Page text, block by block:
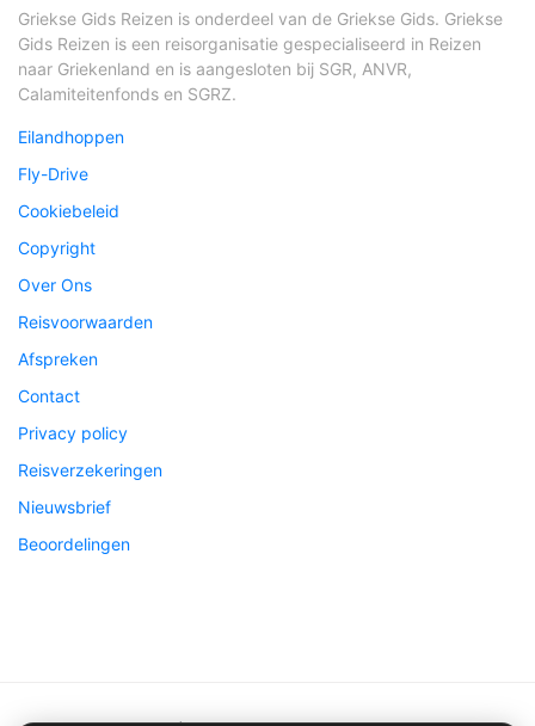
Griekse Gids Reizen is onderdeel van de Griekse Gids. Griekse
Gids Reizen is een reisorganisatie gespecialiseerd in Reizen
naar Griekenland en is aangesloten bij SGR, ANVR,
Calamiteitenfonds en SGRZ.
Eilandhoppen
Fly-Drive
Cookiebeleid
Copyright
Over Ons
Reisvoorwaarden
Afspreken
Contact
Privacy policy
Reisverzekeringen
Nieuwsbrief
Beoordelingen